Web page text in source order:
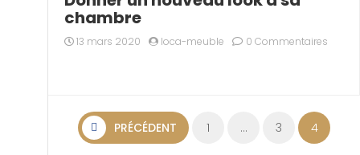
chambre
13 mars 2020 loca-meuble 0 Commentaires
Pagination des
PRÉCÉDENT 1 … 3 4